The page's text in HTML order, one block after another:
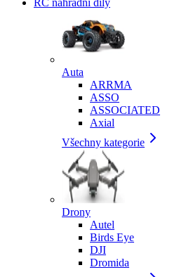
RC náhradní díly
Auta
ARRMA
ASSO
ASSOCIATED
Axial
Všechny kategorie
Drony
Autel
Birds Eye
DJI
Dromida